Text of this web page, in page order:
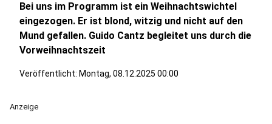
Bei uns im Programm ist ein Weihnachtswichtel
eingezogen. Er ist blond, witzig und nicht auf den
Mund gefallen. Guido Cantz begleitet uns durch die
Vorweihnachtszeit
Veröffentlicht: Montag, 08.12.2025 00:00
Anzeige